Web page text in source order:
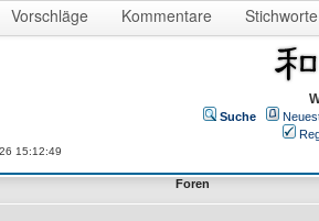
Vorschläge Kommentare Stichworte
Suche
15:12:49
Foren